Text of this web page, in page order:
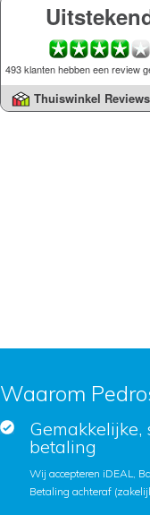
493 klanten hebben een review
Thuiswinkel Reviews
Waarom
betaling
Wij accepteren iDEAL,
Betaling achteraf